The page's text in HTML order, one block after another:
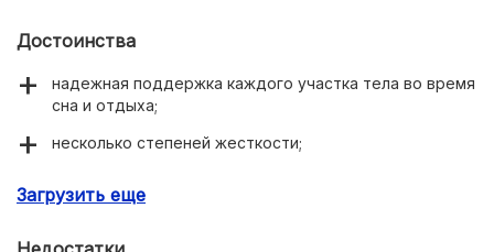
Достоинства
надежная поддержка каждого участка тела во время
сна и отдыха;
несколько степеней жесткости;
не бывает жарко или холодно;
Загрузить еще